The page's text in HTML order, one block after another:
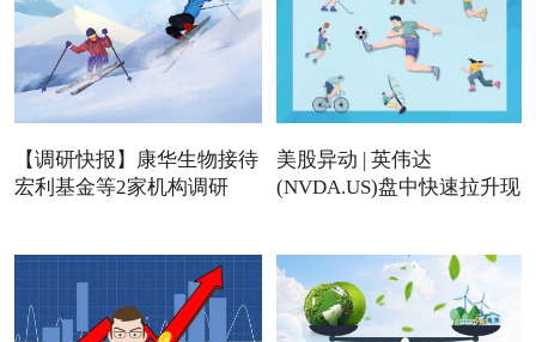
【调研快报】康华生物接待
宏利基金等2家机构调研
美股异动 | 英伟达
(NVDA.US)盘中快速拉升现